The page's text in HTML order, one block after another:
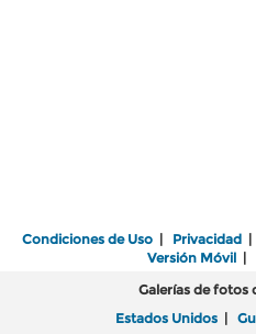
Condiciones de Uso | Privacidad |
Versión Móvil|
Galerías de fotos
Estados Unidos |